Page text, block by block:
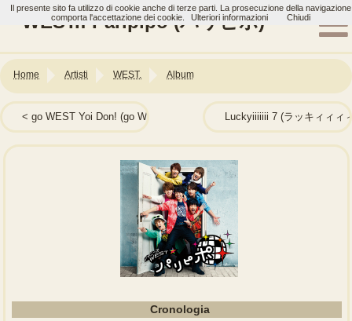
WEST.: Paripipo (パリピポ)
Home Artisti WEST. Album
go WEST Yoi Don! (go WEST よーいドン！)Luckyiiiiiii 7 (ラッキィィィ
Cronologia
Il presente sito fa utilizzo di cookie anche di terze parti. La prosecuzione della navigazione
comporta l'accettazione dei cookie.
Ulteriori informazioni Chiudi